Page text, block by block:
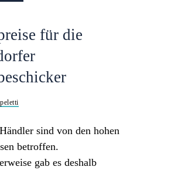
für die
sind von den hohen
betroffen.
gab es deshalb